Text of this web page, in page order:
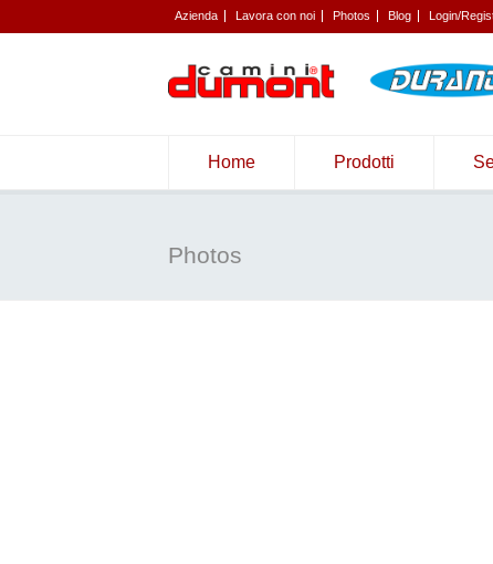
Azienda Lavora con noi Photos Blog Login/
Home Prodotti
Photos